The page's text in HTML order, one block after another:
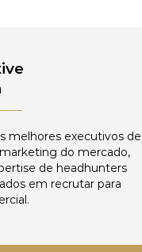
melhores executivos de
do mercado,
de headhunters
em recrutar para